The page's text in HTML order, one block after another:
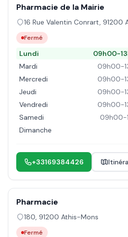
Pharmacie de la Mairie
16 Rue Valentin Conrart, 91200
Fermé
Lundi
09h00-
Mardi
09h00-
Mercredi
09h00-
Jeudi
09h00-
Vendredi
09h00-
Samedi
09h00-
Dimanche
+33169384426
Pharmacie
180, 91200 Athis-Mons
Fermé